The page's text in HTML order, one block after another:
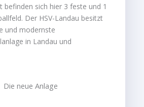
befinden sich hier 3 feste und 1
Der HSV-Landau besitzt
und modernste
in Landau und
Die neue Anlage